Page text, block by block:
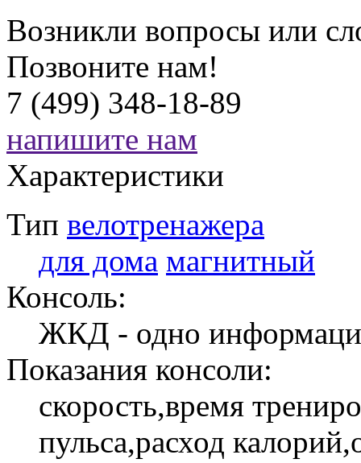
Возникли вопросы или
Позвоните нам!
7 (499) 348-18-89
напишите нам
Характеристики
Тип велотренажера
для дома магнитный
Консоль:
ЖКД - одно
Показания консоли:
скорость,время
пульса,расход